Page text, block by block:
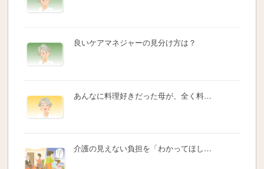
良いケアマネジャーの見分け方は？
あんなに料理好きだった母が、全く料…
介護の見えない負担を「わかってほし…